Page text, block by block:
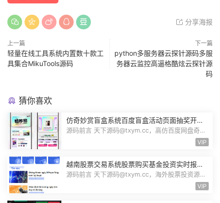
分享海报
上一篇
轻量在线工具系统内置数十款工
具集合MikuTools源码
下一篇
python多服务器云探针源码多服
务器云监控高逼格酷炫云探针源
码
猜你喜欢
仿奇妙赏盲盒系统百度盲盒活动页面抽奖开盒
奖品展示概率设置无限回调源码潮玩V6
源码前言 天下源码@txym.cc，高仿百度网盘奇妙
VIP
越南股票交易系统股票购买基金投资实时报价
交易信息投资组合海外股票投资PHP源码
源码前言 天下源码@txym.cc，海外股票投资源
VIP